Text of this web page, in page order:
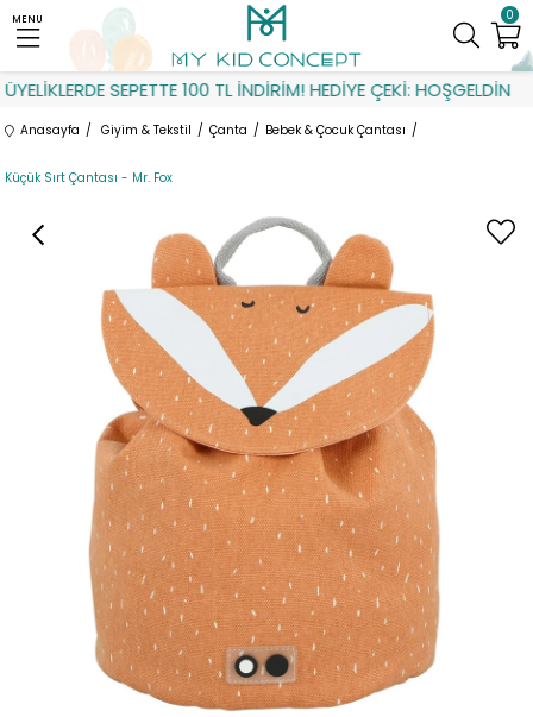
SEPETTE 100 TL İNDİRİM! HEDİYE ÇEKİ: HOŞGELDİN
0
MENU
Anasayfa Giyim & Tekstil Çanta Bebek & Çocuk Çantası
Küçük Sırt Çantası - Mr. Fox